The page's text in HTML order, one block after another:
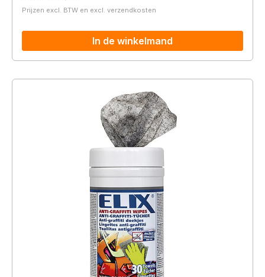
Prijzen excl. BTW en excl. verzendkosten
In de winkelmand